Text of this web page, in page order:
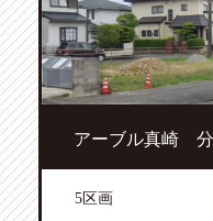
アーブル真崎 分譲地好
5区画